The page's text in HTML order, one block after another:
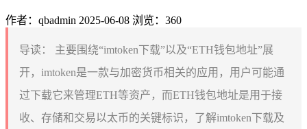
作者：qbadmin 2025-06-08 浏览：360
导读：
主要围绕“imtoken下载”以及“ETH钱包地址”展
开，imtoken是一款与加密货币相关的应用，用户可能通
过下载它来管理ETH等资产，而ETH钱包地址是用于接
收、存储和交易以太币的关键标识，了解imtoken下载及